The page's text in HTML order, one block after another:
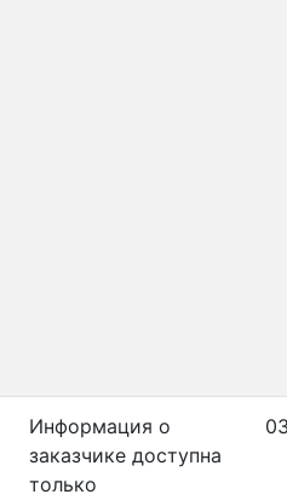
Информация о
заказчике доступна
только